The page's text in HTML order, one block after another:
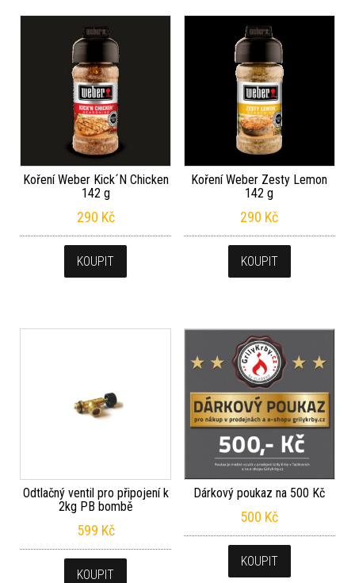
Koření Weber Kick´N Chicken
142 g
290 Kč
KOUPIT
Koření Weber Zesty Lemon
142 g
290 Kč
KOUPIT
Odtlačný ventil pro připojení k
2kg PB bombě
599 Kč
KOUPIT
Dárkový poukaz na 500 Kč
500 Kč
KOUPIT